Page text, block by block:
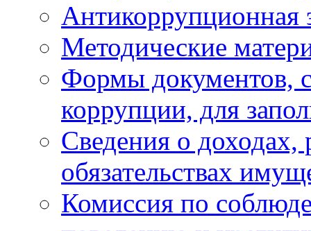
Антикоррупционная
Методические
Формы документов,
коррупции, для
Сведения о доходах,
обязательствах
Комиссия по